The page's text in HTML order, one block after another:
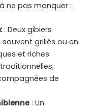
ne pas manquer :
: Deux gibiers
grillés ou en
et riches.
de
: Un